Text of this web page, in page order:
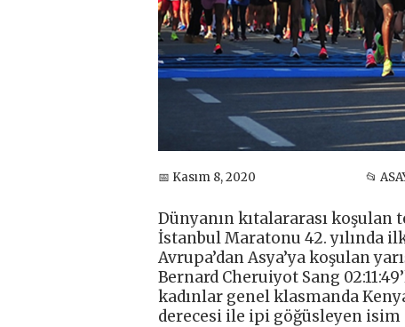
📅 Kasım 8, 2020 📂
Dünyanın kıtalararası
İstanbul Maratonu 42. yılında
Avrupa’dan Asya’ya koşulan
Bernard Cheruiyot Sang
kadınlar genel klasmanda
derecesi ile ipi göğüsleyen isim